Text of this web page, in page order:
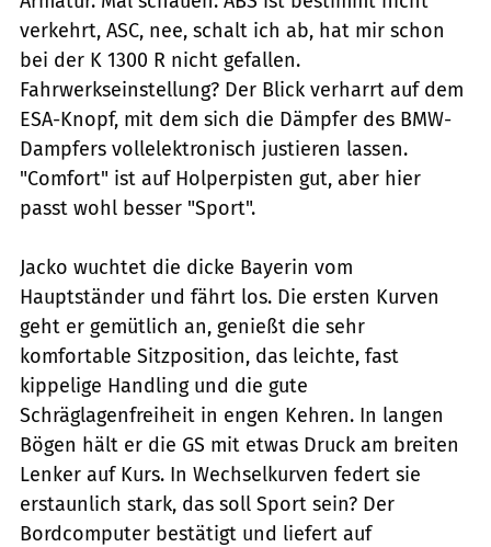
verkehrt, ASC, nee, schalt ich ab, hat mir schon
bei der K 1300 R nicht gefallen.
Fahrwerkseinstellung? Der Blick verharrt auf dem
ESA-Knopf, mit dem sich die Dämpfer des BMW-
Dampfers vollelektronisch justieren lassen.
"Comfort" ist auf Holperpisten gut, aber hier
passt wohl besser "Sport".
Jacko wuchtet die dicke Bayerin vom
Hauptständer und fährt los. Die ersten Kurven
geht er gemütlich an, genießt die sehr
komfortable Sitzposition, das leichte, fast
kippelige Handling und die gute
Schräglagenfreiheit in engen Kehren. In langen
Bögen hält er die GS mit etwas Druck am breiten
Lenker auf Kurs. In Wechselkurven federt sie
erstaunlich stark, das soll Sport sein? Der
Bordcomputer bestätigt und liefert auf